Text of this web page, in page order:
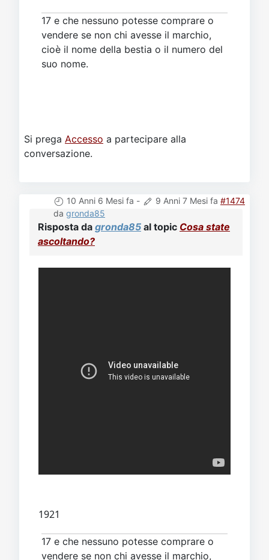
17 e che nessuno potesse comprare o
vendere se non chi avesse il marchio,
cioè il nome della bestia o il numero del
suo nome.
Si prega Accesso a partecipare alla
conversazione.
10 Anni 6 Mesi fa - 9 Anni 7 Mesi fa #1474
da gronda85
Risposta da gronda85 al topic Cosa state
ascoltando?
1921
17 e che nessuno potesse comprare o
vendere se non chi avesse il marchio,